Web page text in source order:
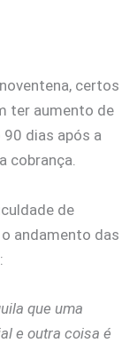
certos
ter aumento de
dias após a
cobrança.
de
andamento das
que uma
e outra coisa é